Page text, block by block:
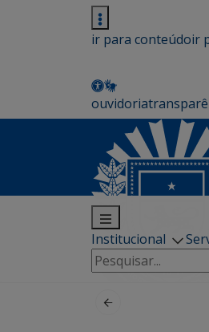
ir para conteúdoir
ouvidoria
Institucional
Pesquisar
por: